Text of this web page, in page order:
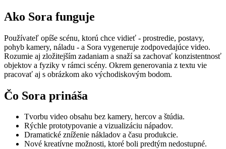
Ako Sora funguje
Používateľ opíše scénu, ktorú chce vidieť - prostredie, postavy,
pohyb kamery, náladu - a Sora vygeneruje zodpovedajúce video.
Rozumie aj zložitejším zadaniam a snaží sa zachovať konzistentnosť
objektov a fyziky v rámci scény. Okrem generovania z textu vie
pracovať aj s obrázkom ako východiskovým bodom.
Čo Sora prináša
Tvorbu video obsahu bez kamery, hercov a štúdia.
Rýchle prototypovanie a vizualizáciu nápadov.
Dramatické zníženie nákladov a času produkcie.
Nové kreatívne možnosti, ktoré boli predtým nedostupné.